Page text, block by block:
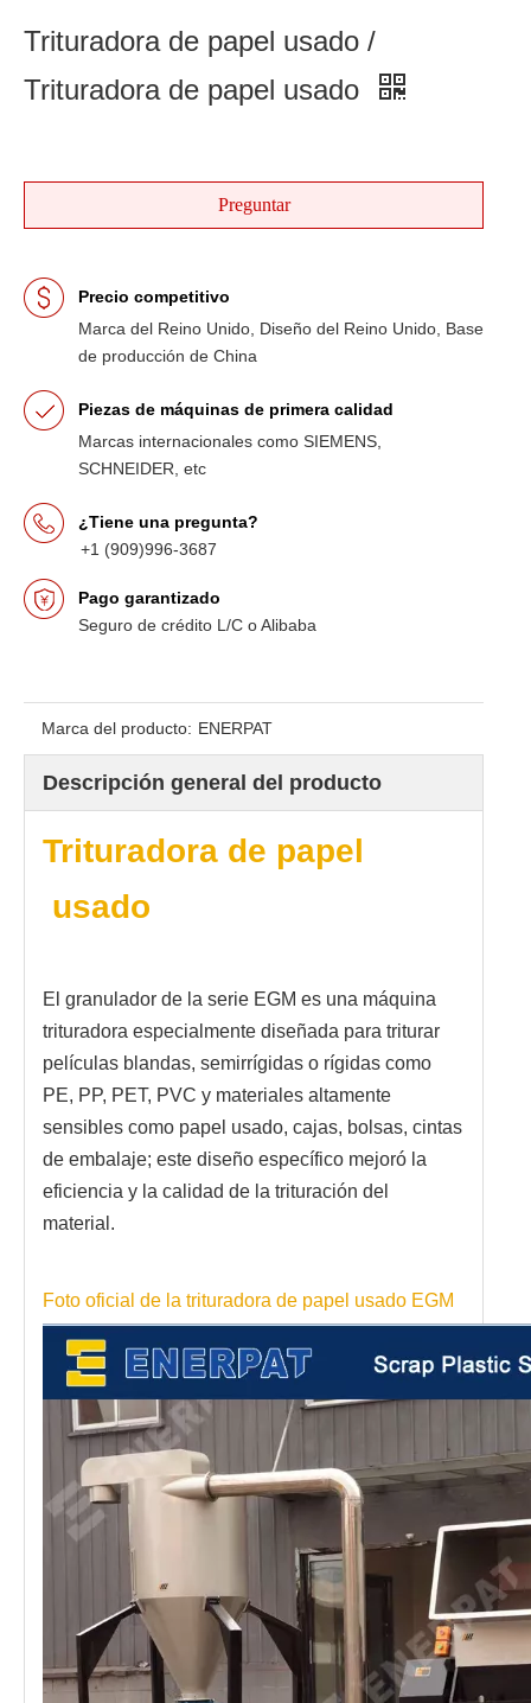
Trituradora de papel usado /
Trituradora de papel usado
Preguntar
Precio competitivo
Marca del Reino Unido, Diseño del Reino Unido, Base
de producción de China
Piezas de máquinas de primera calidad
Marcas internacionales como SIEMENS,
SCHNEIDER, etc
¿Tiene una pregunta?
+1 (909)996-3687
Pago garantizado
Seguro de crédito L/C o Alibaba
Marca del producto: ENERPAT
Descripción general del producto
Trituradora de papel
usado
El granulador de la serie EGM es una máquina
trituradora especialmente diseñada para triturar
películas blandas, semirrígidas o rígidas como
PE, PP, PET, PVC y materiales altamente
sensibles como papel usado, cajas, bolsas, cintas
de embalaje; este diseño específico mejoró la
eficiencia y la calidad de la trituración del
material.
Foto oficial de la trituradora de papel usado EGM